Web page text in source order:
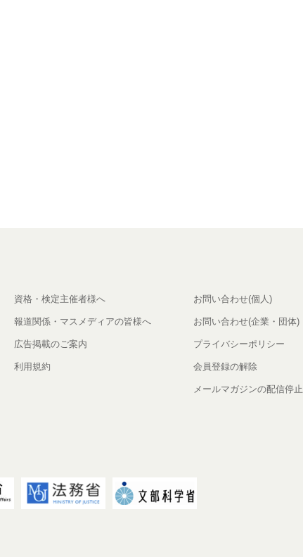
資格・検定主催者様へ
報道関係・マスメディアの皆様へ
広告掲載のご案内
利用規約
お問い合わせ(個人)
お問い合わせ(企業・団体)
プライバシーポリシー
会員登録の解除
メールマガジンの配信停止